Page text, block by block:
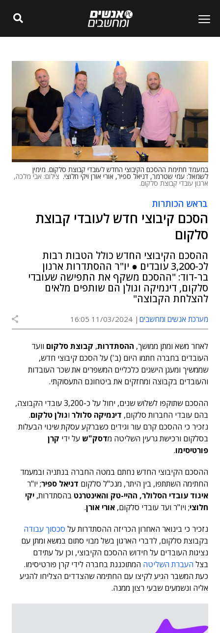
במעמד חתימת ההסכם הקיבוצי החדש לעובדי קבוצת סלקום. מימין
לשמאל: עמי שטרמר, דניאל ספיר, אורי אורן ויקי חלוצי. צילום: אבי מלכה,
ארגון עובדי קבוצת סלקום.
בראש הכותרות
הסכם קיבוצי חדש לעובדי קבוצת
סלקום
ההסכם הקיבוצי החדש כולל הטבות רבות
לכ-3,200 עובדים ● יו"ר ההסתדרות ארנון
בר-דוד: "ההסכם משקף את התפישה שעובדי
סלקום, דינמיקה וגולן הם שותפים מלאים
להצלחת הקבוצה"
מערכת אנשים ומחשבים 11/03/2024 16:05
לאחר משא ומתן ממושך, ההסתדרות, קבוצת סלקום וועד
העובדים בחברה חתמו היום (ב') על הסכם קיבוצי חדש,
שממשיך ומעגן הישגים כלכליים המשפרים את שכר העובדות
והעובדים בקבוצה ומחזקים את ביטחונם התעסוקתי.
ההסכם שתוקפו לשלוש שנים, יחול על כ-3,200 עובדי הקבוצה,
בהם עובדי החברות סלקום, דינמיקה סלולר וגולן טלקום.
נזכיר כי ההסכם קרם עור וגידים כשברקע עסקת שינוי הבעלות
בסלקום ורכישת גרעין השליטה מדסק"ש על ידי קרן
פורטיסימו.
ההסכם הקיבוצי החדש נחתם במטה החברה בנתניה ובמעמד
החתימה השתתפו, בין היתר, מנכ"ל סלקום דניאל ספיר; יו"ר
איגוד עובדי הסלולר, ההיי-טק והאינטרנט בהסתדרות, יקי
חלוצי; ויו"ר ועד עובדי סלקום, אורי אורן.
נזכיר כי בינואר האחרון הכריזה ההסתדרות על סכסוך עבודה
בקבוצת סלקום, לדברי הארגון בשל מבוי סתום במשא ומתן עם
נציגות העובדים על חידוש ההסכם הקיבוצי, וכן על עתידם
בצל העברת השליטה המתוכננת בחברה לידי קרן פורטיסימו.
כעת המשבר הגיע לקיצו עם החתימה שהצדדים הצליחו להגיע
אליה ונשמעים שבעי רצון ממנה.